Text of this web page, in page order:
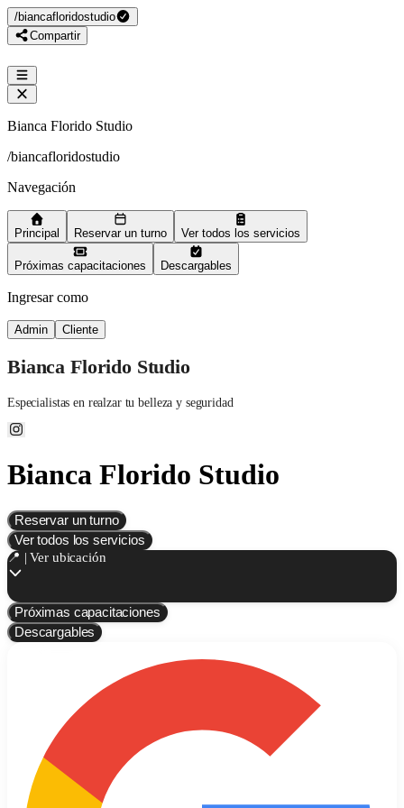
/biancafloridostudio
Compartir
Bianca Florido Studio
/biancafloridostudio
Navegación
Principal Reservar un turno Ver todos los servicios
Próximas capacitaciones Descargables
Ingresar como
Admin Cliente
Bianca Florido Studio
Especialistas en realzar tu belleza y seguridad
Bianca Florido Studio
Reservar un turno
Ver todos los servicios
📍 | Ver ubicación
Próximas capacitaciones
Descargables